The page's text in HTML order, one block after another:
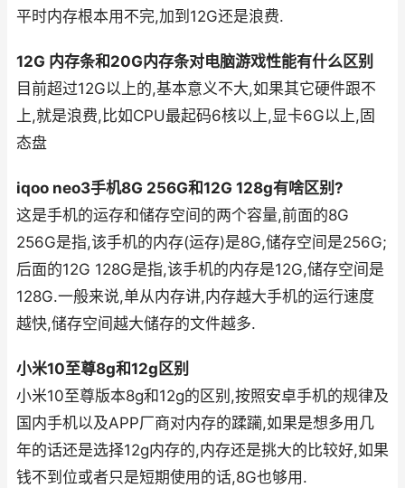
平时内存根本用不完,加到12G还是浪费.
12G 内存条和20G内存条对电脑游戏性能有什么区别
目前超过12G以上的,基本意义不大,如果其它硬件跟不
上,就是浪费,比如CPU最起码6核以上,显卡6G以上,固
态盘
iqoo neo3手机8G 256G和12G 128g有啥区别?
这是手机的运存和储存空间的两个容量,前面的8G
256G是指,该手机的内存(运存)是8G,储存空间是256G;
后面的12G 128G是指,该手机的内存是12G,储存空间是
128G.一般来说,单从内存讲,内存越大手机的运行速度
越快,储存空间越大储存的文件越多.
小米10至尊8g和12g区别
小米10至尊版本8g和12g的区别,按照安卓手机的规律及
国内手机以及APP厂商对内存的蹂躏,如果是想多用几
年的话还是选择12g内存的,内存还是挑大的比较好,如果
钱不到位或者只是短期使用的话,8G也够用.